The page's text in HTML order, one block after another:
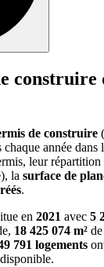
construire
de construire
année dans
leur répartition
la surface de
.
en 2021 avec 5
18 425 074 m²
791 logements